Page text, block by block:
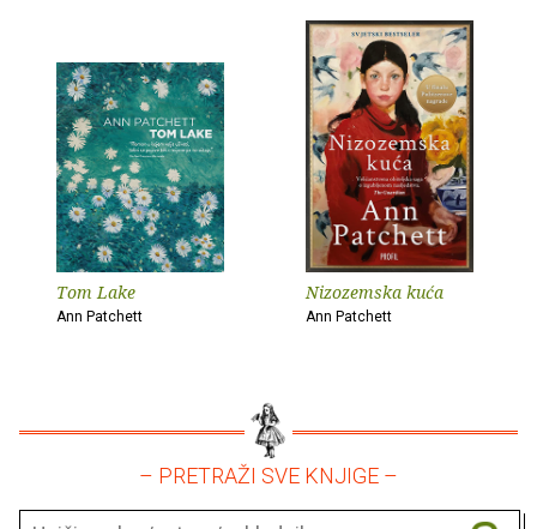
Tom Lake
Ann Patchett
Nizozemska kuća
Ann Patchett
– PRETRAŽI SVE KNJIGE –